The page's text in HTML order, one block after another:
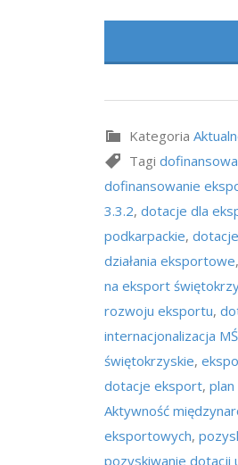
Kategoria
Tagi
dofinansowanie
3.3.2, dotacje dla
podkarpackie,
działania eksportowe,
na eksport
rozwoju eksportu,
internacjonalizacja
świętokrzyskie,
dotacje eksport,
Aktywność
eksportowych,
pozyskiwanie dotacji